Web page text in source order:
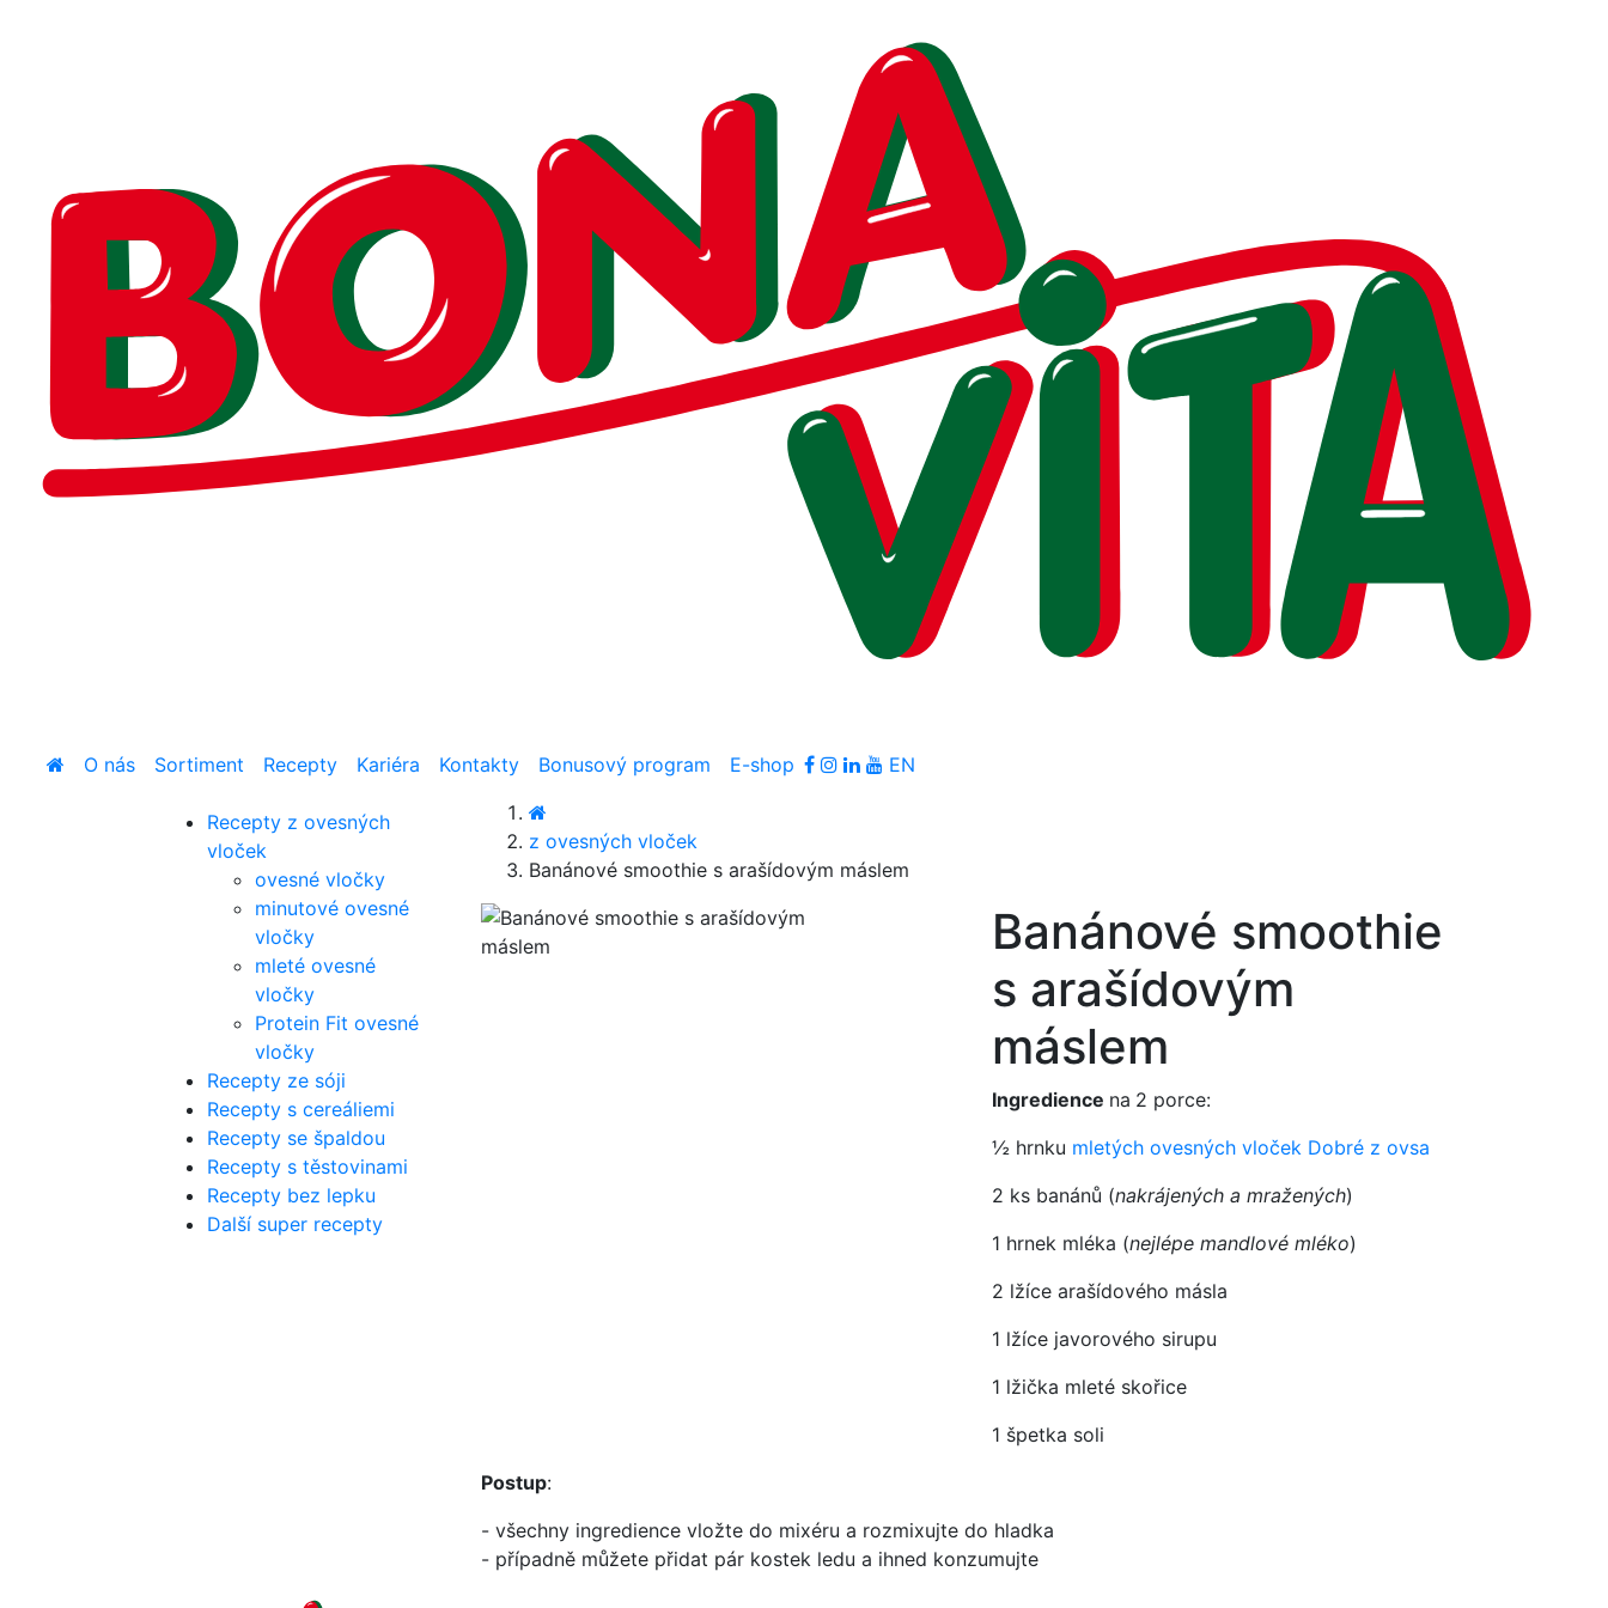
O nás Sortiment Recepty Kariéra Kontakty Bonusový program E-shop EN
Recepty z ovesných
vloček
ovesné vločky
minutové ovesné
vločky
mleté ovesné
vločky
Protein Fit ovesné
vločky
Recepty ze sóji
Recepty s cereáliemi
Recepty se špaldou
Recepty s těstovinami
Recepty bez lepku
Další super recepty
z ovesných vloček
Banánové smoothie s arašídovým máslem
Banánové smoothie
s arašídovým
máslem
Ingredience na 2 porce:
½ hrnku mletých ovesných vloček Dobré z ovsa
2 ks banánů (nakrájených a mražených)
1 hrnek mléka (nejlépe mandlové mléko)
2 lžíce arašídového másla
1 lžíce javorového sirupu
1 lžička mleté skořice
1 špetka soli
Postup:
- všechny ingredience vložte do mixéru a rozmixujte do hladka
- případně můžete přidat pár kostek ledu a ihned konzumujte